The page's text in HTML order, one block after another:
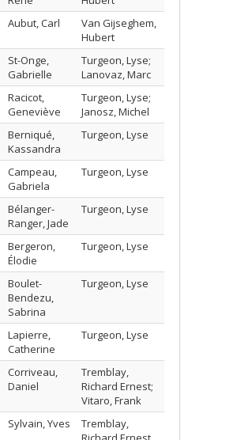
Aubut, Carl
Van Gijseghem,
Hubert
St-Onge,
Gabrielle
Turgeon, Lyse;
Lanovaz, Marc
Racicot,
Geneviève
Turgeon, Lyse;
Janosz, Michel
Berniqué,
Kassandra
Turgeon, Lyse
Campeau,
Gabriela
Turgeon, Lyse
Bélanger-
Ranger, Jade
Turgeon, Lyse
Bergeron,
Élodie
Turgeon, Lyse
Boulet-
Bendezu,
Sabrina
Turgeon, Lyse
Lapierre,
Catherine
Turgeon, Lyse
Corriveau,
Daniel
Tremblay,
Richard Ernest;
Vitaro, Frank
Sylvain, Yves
Tremblay,